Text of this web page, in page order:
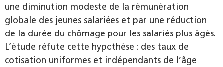
une diminution modeste de la rémunération
globale des jeunes salariées et par une réduction
de la durée du chômage pour les salariés plus âgés.
L’étude réfute cette hypothèse : des taux de
cotisation uniformes et indépendants de l’âge